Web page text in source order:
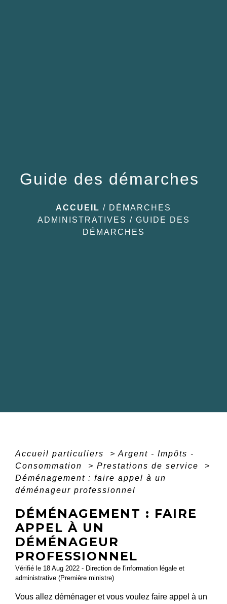
Guide des démarches
ACCUEIL / DÉMARCHES
ADMINISTRATIVES / GUIDE DES
DÉMARCHES
Accueil particuliers > Argent - Impôts -
Consommation
> Prestations de service
>
Déménagement : faire appel à un
déménageur professionnel
DÉMÉNAGEMENT : FAIRE
APPEL À UN
DÉMÉNAGEUR
PROFESSIONNEL
Vérifié le 18 Aug 2022 - Direction de l'information légale et
administrative (Première ministre)
Vous allez déménager et vous voulez faire appel à un